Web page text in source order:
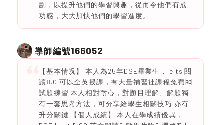
劃，以提升他們的學習興趣，從而令他們有成
功感，大大加快他們的學習進度。
導師編號166052
【基本情况】 本人為25年DSE畢業生，ielts 閱
讀8.0 可以全英授課，有大量補習社課程免費🆓
試題練習 本人相對耐心，對題目理解、解題獨
有一套思考方法，可分享給學生相關技巧 亦有
升分關鍵 【個人成績】 本人在學成績優異，